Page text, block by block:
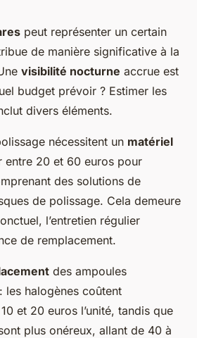
peut représenter un certain
de manière significative à la
visibilité nocturne accrue est
budget prévoir ? Estimer les
divers éléments.
nécessitent un matériel
entre 20 et 60 euros pour
des solutions de
de polissage. Cela demeure
l’entretien régulier
de remplacement.
des ampoules
les halogènes coûtent
et 20 euros l’unité, tandis que
plus onéreux, allant de 40 à